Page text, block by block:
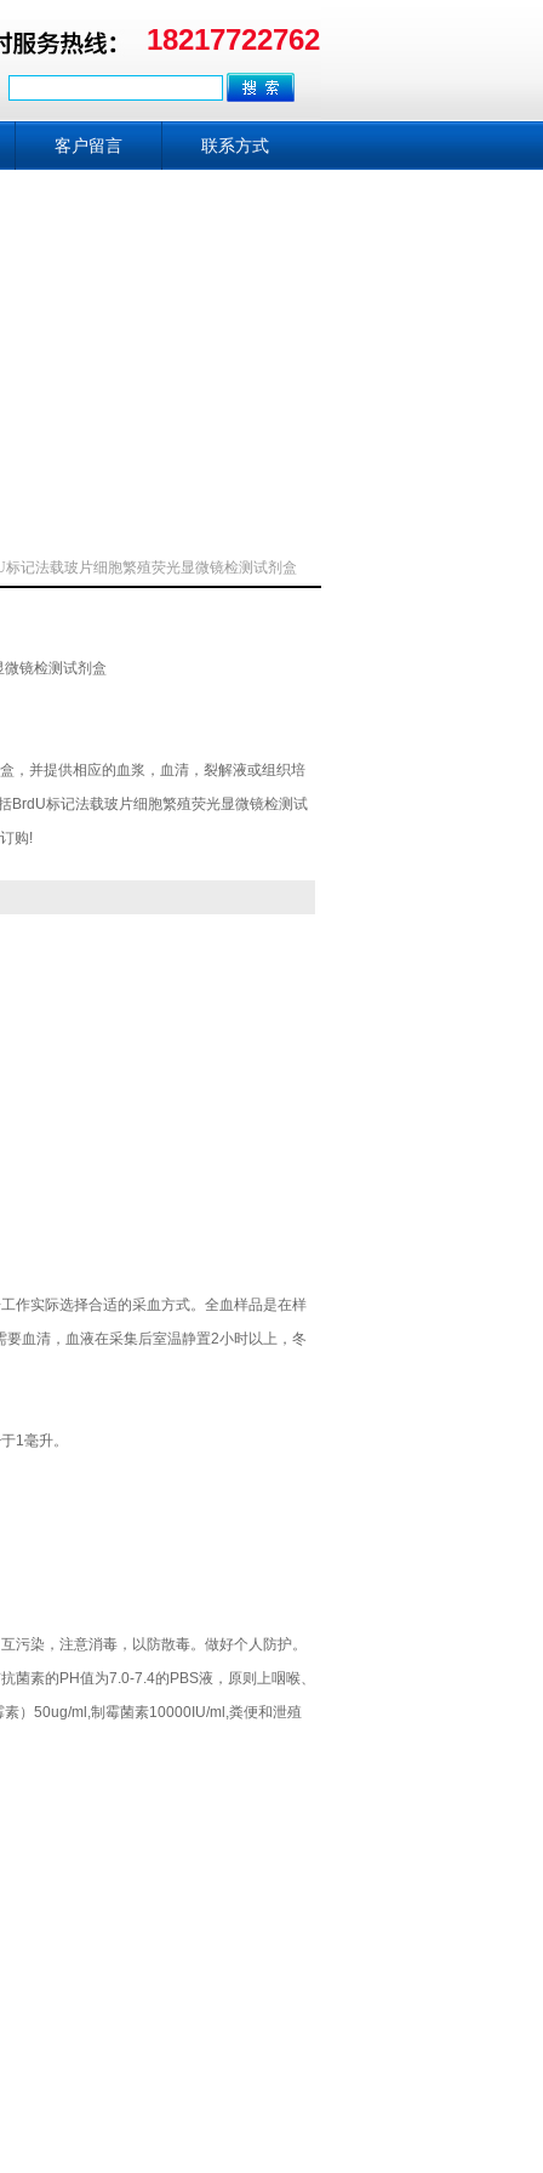
18217722762
客户留言 联系方式
标记法载玻片细胞繁殖荧光显微镜检测试剂盒
镜检测试剂盒
，并提供相应的血浆，血清，裂解液或组织培
BrdU标记法载玻片细胞繁殖荧光显微镜检测试
购!
作实际选择合适的采血方式。全血样品是在样
血清，血液在采集后室温静置2小时以上，冬
1毫升。
污染，注意消毒，以防散毒。做好个人防护。
菌素的PH值为7.0-7.4的PBS液，原则上咽喉、
）50ug/ml,制霉菌素10000IU/ml,粪便和泄殖